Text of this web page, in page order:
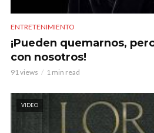
ENTRETENIMIENTO
¡Pueden quemarnos,
con nosotros!
91 views 1 min read
VIDEO